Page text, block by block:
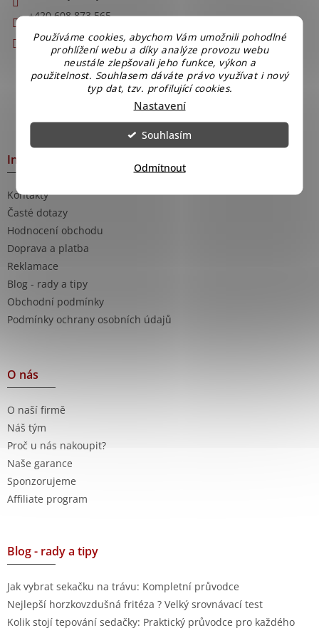
Používáme cookies, abychom Vám umožnili pohodlné
prohlížení webu a díky analýze provozu webu
neustále zlepšovali jeho funkce, výkon a
použitelnost. Souhlasem dáváte právo využívat i nový
typ dat, tzv. profilující cookies.
Nastavení
Odmítnout
Souhlasím
+420 608 873 565
Jsme na Facebooku
Informace pro Vás
Kontakty
Časté dotazy
Hodnocení obchodu
Doprava a platba
Reklamace
Blog - rady a tipy
Obchodní podmínky
Podmínky ochrany osobních údajů
O nás
O naší firmě
Náš tým
Proč u nás nakoupit?
Naše garance
Sponzorujeme
Affiliate program
Blog - rady a tipy
Jak vybrat sekačku na trávu: Kompletní průvodce
Nejlepší horzkovzdušná fritéza ? Velký srovnávací test
Kolik stojí tepování sedačky: Praktický průvodce pro každého